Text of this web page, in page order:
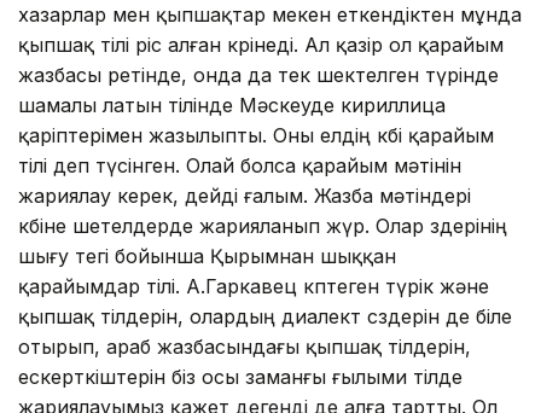
хазарлар мен қыпшақтар мекен еткендіктен мұнда
қыпшақ тілі өріс алған көрінеді. Ал қазір ол қарайым
жазбасы ретінде, онда да тек шектелген түрінде
шамалы латын тілінде Мәскеуде кириллица
қаріптерімен жазылыпты. Оны елдің көбі қарайым
тілі деп түсінген. Олай болса қарайым мәтінін
жариялау керек, дейді ғалым. Жазба мәтіндері
көбіне шетелдерде жарияланып жүр. Олар өздерінің
шығу тегі бойынша Қырымнан шыққан
қарайымдар тілі. А.Гаркавец көптеген түрік және
қыпшақ тілдерін, олардың диалект сөздерін де біле
отырып, араб жазбасындағы қыпшақ тілдерін,
ескерткіштерін біз осы заманғы ғылыми тілде
жариялауымыз қажет дегенді де алға тартты. Ол